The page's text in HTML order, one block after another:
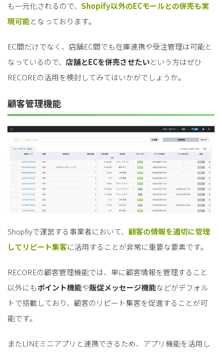
も一元化されるので、 Shopify以外のECモールとの併売も実
現可能となっております。
EC間だけでなく、店舗EC間でも在庫連携や受注管理は可能と
なっているので、 店舗とECを併売させたいという方はぜひ
RECOREの活用を検討してみてはいかがでしょうか。
顧客管理機能
Shopfiyで運営する事業者において、 顧客の情報を適切に管理
してリピート集客に活用することが非常に重要な要素です。
RECOREの顧客管理機能では、単に顧客情報を管理すること
以外にもポイント機能や販促メッセージ機能などがデフォル
トで搭載しており、顧客のリピート集客を促進することが可
能です。
またLINEミニアプリと連携できるため、アプリ機能を活用し